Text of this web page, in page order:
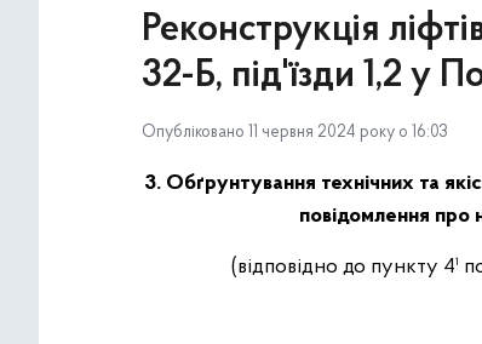
Реконструкція
32-Б, під'їзди 1,2 у
Опубліковано 11 червня 2024 року о 16:03
3. Обґрунтування технічних та
повідомлення про
(відповідно до пункту 4¹